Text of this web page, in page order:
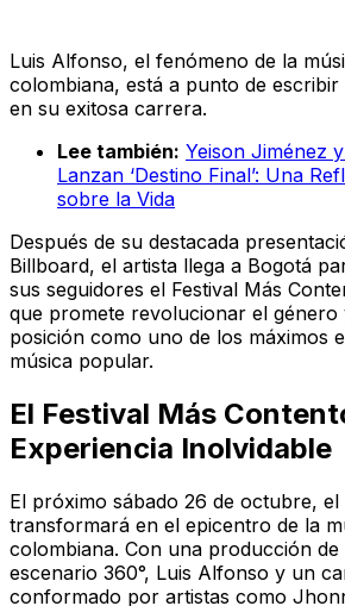
Luis Alfonso, el fenómeno de la
colombiana, está a punto de
en su exitosa carrera.
Lee también: Yeison Jiménez
Lanzan ‘Destino Final’: Una
sobre la Vida
Después de su destacada
Billboard, el artista llega a Bogotá
sus seguidores el Festival Más
que promete revolucionar el género
posición como uno de los máximos
música popular.
El Festival Más
Experiencia Inolvidable
El próximo sábado 26 de octubre, el
transformará en el epicentro de la
colombiana. Con una producción
escenario 360°, Luis Alfonso y un
conformado por artistas como